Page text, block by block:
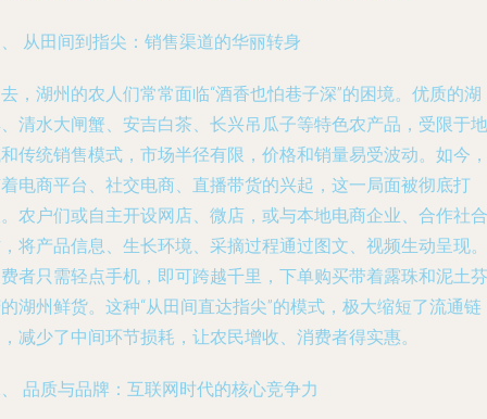
从田间到指尖：销售渠道的华丽转身
，湖州的农人们常常面临“酒香也怕巷子深”的困境。优质的湖
清水大闸蟹、安吉白茶、长兴吊瓜子等特色农产品，受限于地
传统销售模式，市场半径有限，价格和销量易受波动。如今，
电商平台、社交电商、直播带货的兴起，这一局面被彻底打
农户们或自主开设网店、微店，或与本地电商企业、合作社合
将产品信息、生长环境、采摘过程通过图文、视频生动呈现。
者只需轻点手机，即可跨越千里，下单购买带着露珠和泥土芬
湖州鲜货。这种“从田间直达指尖”的模式，极大缩短了流通链
减少了中间环节损耗，让农民增收、消费者得实惠。
品质与品牌：互联网时代的核心竞争力